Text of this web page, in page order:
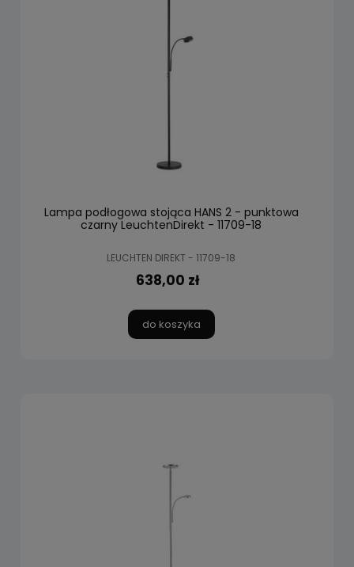
Lampa podłogowa stojąca HANS 2 - punktowa
czarny LeuchtenDirekt - 11709-18
LEUCHTEN DIREKT - 11709-18
638,00 zł
do koszyka